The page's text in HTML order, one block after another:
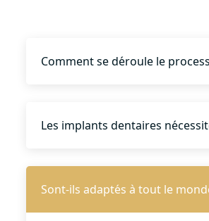
Comment se déroule le
Les implants dentaires
Sont-ils adaptés à tout le